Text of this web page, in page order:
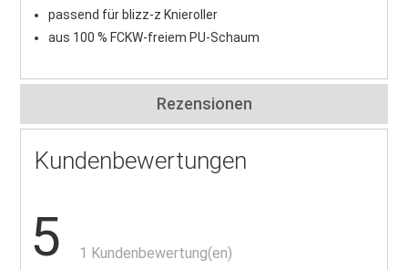
passend für blizz-z Knieroller
aus 100 % FCKW-freiem PU-Schaum
Rezensionen
Kundenbewertungen
5 1 Kundenbewertung(en)